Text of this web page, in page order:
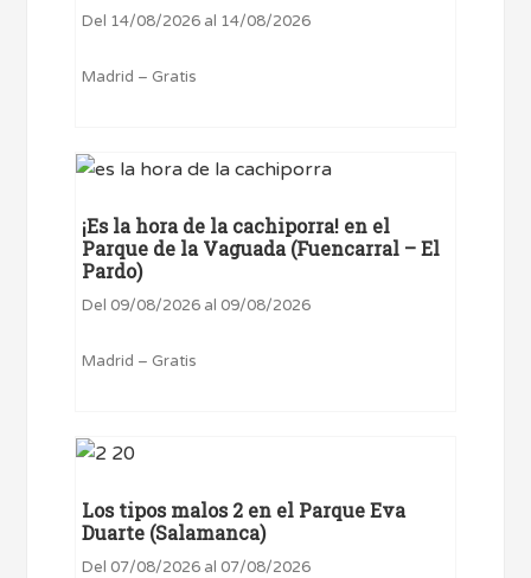
Del 14/08/2026 al 14/08/2026
Madrid – Gratis
¡Es la hora de la cachiporra! en el
Parque de la Vaguada (Fuencarral – El
Pardo)
Del 09/08/2026 al 09/08/2026
Madrid – Gratis
Los tipos malos 2 en el Parque Eva
Duarte (Salamanca)
Del 07/08/2026 al 07/08/2026